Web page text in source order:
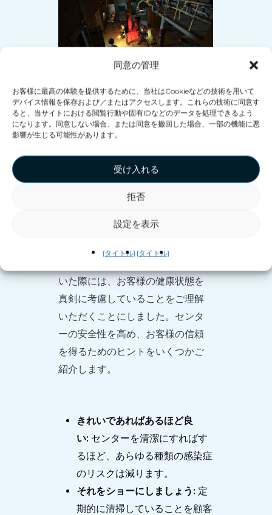
同意の管理
お客様に最高の体験を提供するために、当社はCookieなどの技術を用いて
デバイス情報を保存および／またはアクセスします。これらの技術に同意す
ると、当サイトにおける閲覧行動や固有IDなどのデータを処理できるよう
になります。同意しない場合、または同意を撤回した場合、一部の機能に悪
影響が生じる可能性があります。
受け入れる
拒否
設定を表示
{タイトル}{タイトル}
パンデミックに対す
る安心感を育む
お客様のお住まいの地域でのパン
デミックの状況は、お客様を不安
ます。私たちは、お客様に安心し
いた際には、お客様の健康状態を
真剣に考慮していることをご理解
いただくことにしました。センタ
ーの安全性を高め、お客様の信頼
を得るためのヒントをいくつかご
紹介します。
きれいであればあるほど良
い: センターを清潔にすればす
るほど、あらゆる種類の感染症
のリスクは減ります。
それをショーにしましょう: 定
期的に清掃していることを顧客